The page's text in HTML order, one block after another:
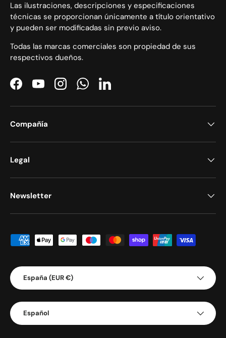
Las ilustraciones, descripciones y especificaciones
técnicas se proporcionan únicamente a título orientativo
y pueden ser modificadas sin previo aviso.
Todas las marcas comerciales son propiedad de sus
respectivos dueños.
FacebookYouTubeInstagramWhatsAppLinkedIn
Compañía
Legal
Newsletter
Formas de pago aceptadas
País/Región
España (EUR €)
Idioma
Español